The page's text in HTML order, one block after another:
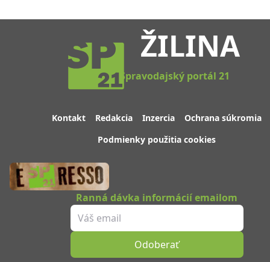
ŽILINA
Spravodajský portál 21
Kontakt Redakcia Inzercia
Ochrana súkromia
Podmienky použitia cookies
Ranná dávka informácií emailom
Odoberať